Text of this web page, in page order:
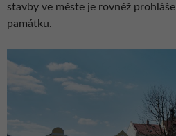
stavby ve měste je rovněž
památku.